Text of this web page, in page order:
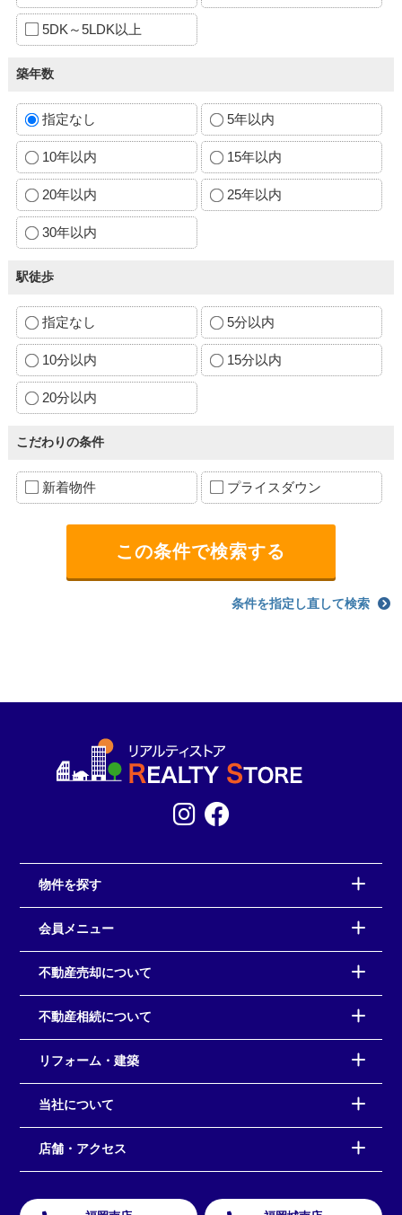
5DK～5LDK以上
築年数
指定なし 5年以内
10年以内 15年以内
20年以内 25年以内
30年以内
駅徒歩
指定なし 5分以内
10分以内 15分以内
20分以内
こだわりの条件
新着物件 プライスダウン
条件を指定し直して検索
物件を探す
会員メニュー
不動産売却について
不動産相続について
リフォーム・建築
当社について
店舗・アクセス